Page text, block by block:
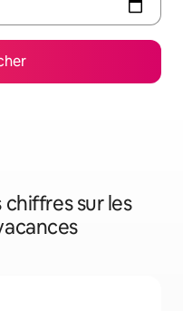
sur les